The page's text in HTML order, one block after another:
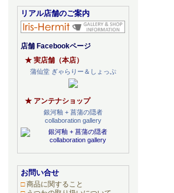
リアル店舗のご案内
店舗 Facebookページ
★ 実店舗（本店）
蒲仙堂 ぎゃらりー＆しょっぷ
★ アンテナショップ
銀河釉 + 菖蒲の隠者
collaboration gallery
お問い合せ
□商品に関すること